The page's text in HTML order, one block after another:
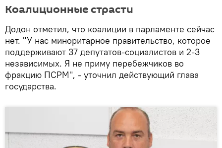
Коалиционные страсти
Додон отметил, что коалиции в парламенте сейчас
нет. "У нас миноритарное правительство, которое
поддерживают 37 депутатов-социалистов и 2-3
независимых. Я не приму перебежчиков во
фракцию ПСРМ", - уточнил действующий глава
государства.